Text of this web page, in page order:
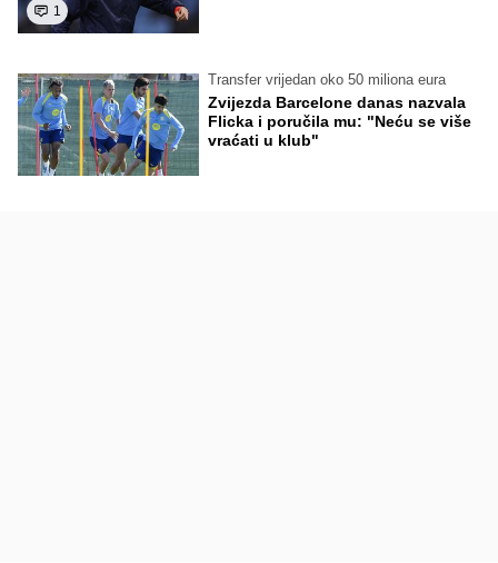
1
Transfer vrijedan oko 50 miliona eura
Zvijezda Barcelone danas nazvala
Flicka i poručila mu: "Neću se više
vraćati u klub"